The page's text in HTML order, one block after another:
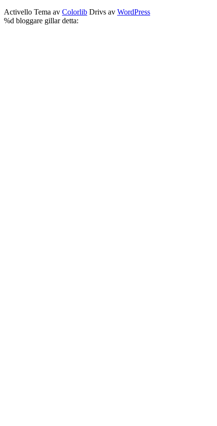
Activello Tema av Colorlib Drivs av WordPress
%d bloggare gillar detta: